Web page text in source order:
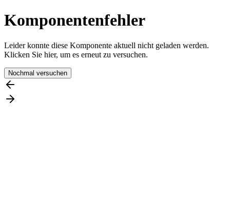
Komponentenfehler
Leider konnte diese Komponente aktuell nicht geladen werden.
Klicken Sie hier, um es erneut zu versuchen.
Nochmal versuchen